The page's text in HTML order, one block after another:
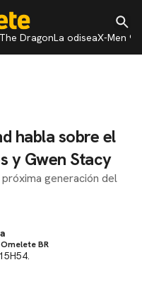
DragonLa odiseaX-Men 97
habla sobre el
y Gwen Stacy
generación del
Omelete BR